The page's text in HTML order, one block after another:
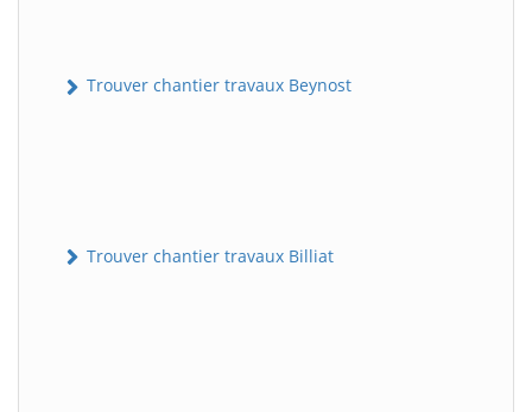
Trouver chantier travaux Beynost
Trouver chantier travaux Billiat